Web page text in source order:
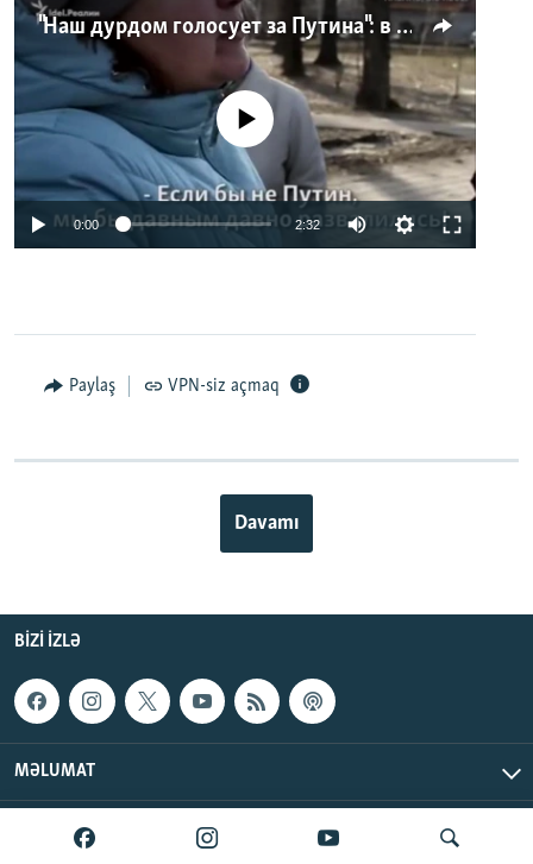
"Наш дурдом голосует за Путина": в Казани прошел арт-пикет "Открытой России"
No media source currently available
0:00 2:32
Paylaş VPN-siz açmaq
Davamı
BIZI IZLƏ
MƏLUMAT
AzadlıqRadiosu © 2026 Inc. | Bütün hüquqlar qorunur